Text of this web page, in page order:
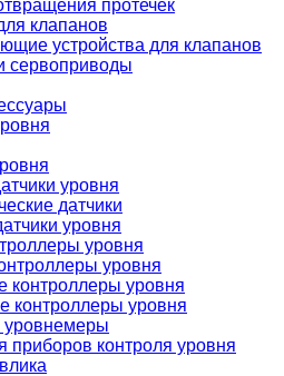
протечек
клапанов
устройства для клапанов
сервоприводы
уровня
датчики
уровня
уровня
уровня
контроллеры уровня
контроллеры уровня
приборов контроля уровня